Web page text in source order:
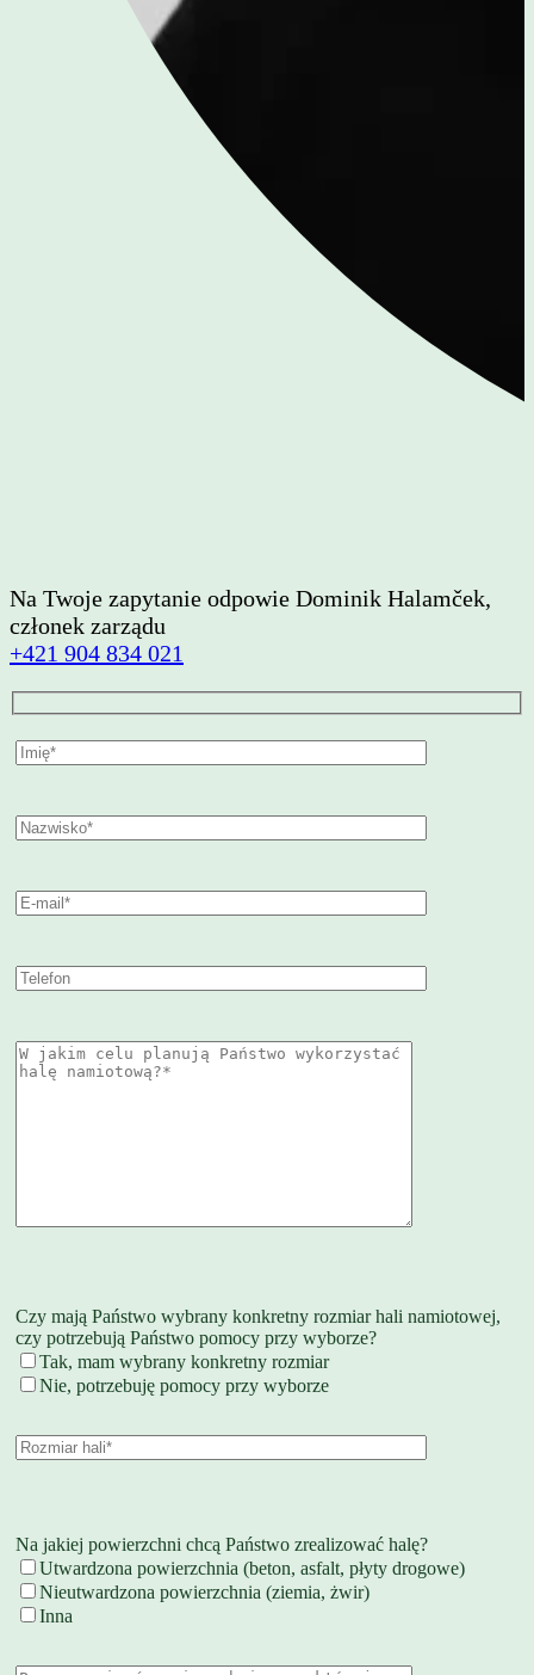
Na Twoje zapytanie odpowie Dominik Halamček,
członek zarządu
+421 904 834 021
Czy mają Państwo wybrany konkretny rozmiar hali namiotowej,
czy potrzebują Państwo pomocy przy wyborze?
Tak, mam wybrany konkretny rozmiar
Nie, potrzebuję pomocy przy wyborze
Na jakiej powierzchni chcą Państwo zrealizować halę?
Utwardzona powierzchnia (beton, asfalt, płyty drogowe)
Nieutwardzona powierzchnia (ziemia, żwir)
Inna